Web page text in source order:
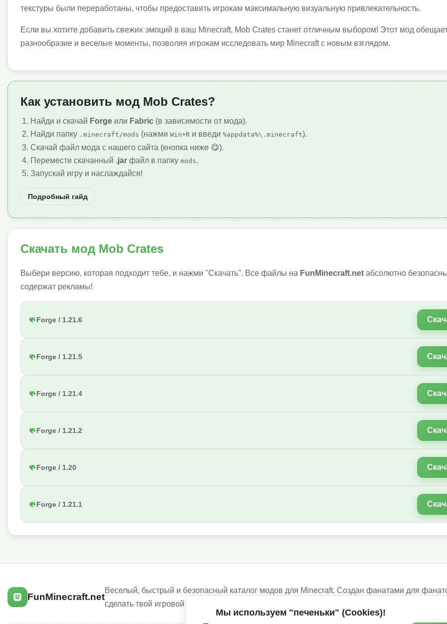
текстуры были переработаны, чтобы предоставить игрокам максимальную визуальную привлекательность.
Если вы хотите добавить свежих эмоций в ваш Minecraft, Mob Crates станет отличным выбором! Этот мод
разнообразие и веселые моменты, позволяя игрокам исследовать мир Minecraft с новым взглядом.
Как установить мод Mob Crates?
Найди и скачай Forge или Fabric (в зависимости от мода).
Найди папку .minecraft/mods (нажми Win+R и введи %appdata%\.minecraft).
Скачай файл мода с нашего сайта (кнопка ниже 😋).
Перемести скачанный .jar файл в папку mods.
Запускай игру и наслаждайся!
Подробный гайд
Скачать мод Mob Crates
Выбери версию, которая подходит тебе, и нажми "Скачать". Все файлы на FunMinecraft.net абсолютно
содержат рекламы!
Forge / 1.21.6
Forge / 1.21.5
Forge / 1.21.4
Forge / 1.21.2
Forge / 1.20
Forge / 1.21.1
FunMinecraft.net
Веселый, быстрый и безопасный каталог модов для Minecraft. Создан фанатами для
сделать твой игровой опыт лучше!
Мы используем "печеньки" (Cookies)!